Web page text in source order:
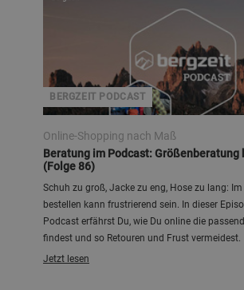
BERGZEIT PODCAST
Online-Shopping nach Maß
Beratung im Podcast: Größenberatung
(Folge 86)
Schuh zu groß, Jacke zu eng, Hose zu lang:
bestellen kann frustrierend sein. In dieser
Podcast erfährst Du, wie Du online die
findest und so Retouren und Frust vermeidest.
Jetzt lesen